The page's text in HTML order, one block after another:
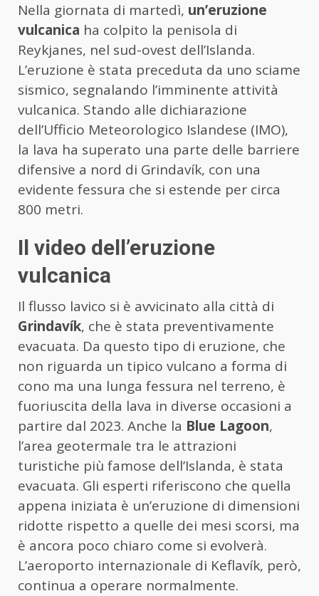
Nella giornata di martedì, un’eruzione
vulcanica ha colpito la penisola di
Reykjanes, nel sud-ovest dell’Islanda.
L’eruzione è stata preceduta da uno sciame
sismico, segnalando l’imminente attività
vulcanica. ​Stando alle dichiarazione
dell’Ufficio Meteorologico Islandese (IMO),
la lava ha superato una parte delle barriere
difensive a nord di Grindavík, con una
evidente fessura che si estende per circa
800 metri.
Il video dell’eruzione
vulcanica
Il flusso lavico si è avvicinato alla città di
Grindavík, che è stata preventivamente
evacuata. Da questo tipo di eruzione, che
non riguarda un tipico vulcano a forma di
cono ma una lunga fessura nel terreno, è
fuoriuscita della lava in diverse occasioni a
partire dal 2023. Anche la Blue Lagoon,
l’area geotermale tra le attrazioni
turistiche più famose dell’Islanda, è stata
evacuata. Gli esperti riferiscono che quella
appena iniziata è un’eruzione di dimensioni
ridotte rispetto a quelle dei mesi scorsi, ma
è ancora poco chiaro come si evolverà.
L’aeroporto internazionale di Keflavík, però,
continua a operare normalmente.